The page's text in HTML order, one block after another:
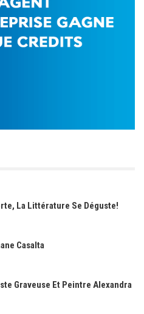
La Littérature Se Déguste!
Casalta
Graveuse Et Peintre Alexandra